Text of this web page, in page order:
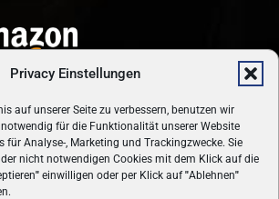
Privacy Einstellungen
auf unserer Seite zu verbessern, benutzen wir
für die Funktionalität unserer Website
für Analyse-, Marketing und Trackingzwecke. Sie
nicht notwendigen Cookies mit dem Klick auf die
" einwilligen oder per Klick auf"Ablehnen"